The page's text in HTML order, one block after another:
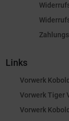
Links
Vorwerk
Vorwerk Tiger
Vorwerk